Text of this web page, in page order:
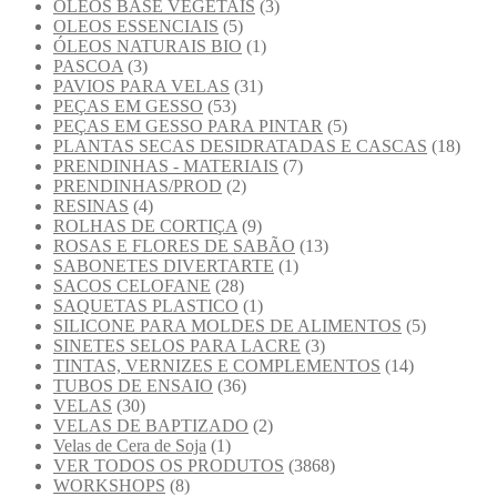
OLEOS BASE VEGETAIS (3)
OLEOS ESSENCIAIS (5)
ÓLEOS NATURAIS BIO (1)
PASCOA (3)
PAVIOS PARA VELAS (31)
PEÇAS EM GESSO (53)
PEÇAS EM GESSO PARA PINTAR (5)
PLANTAS SECAS DESIDRATADAS E CASCAS (18)
PRENDINHAS - MATERIAIS (7)
PRENDINHAS/PROD (2)
RESINAS (4)
ROLHAS DE CORTIÇA (9)
ROSAS E FLORES DE SABÃO (13)
SABONETES DIVERTARTE (1)
SACOS CELOFANE (28)
SAQUETAS PLASTICO (1)
SILICONE PARA MOLDES DE ALIMENTOS (5)
SINETES SELOS PARA LACRE (3)
TINTAS, VERNIZES E COMPLEMENTOS (14)
TUBOS DE ENSAIO (36)
VELAS (30)
VELAS DE BAPTIZADO (2)
Velas de Cera de Soja (1)
VER TODOS OS PRODUTOS (3868)
WORKSHOPS (8)